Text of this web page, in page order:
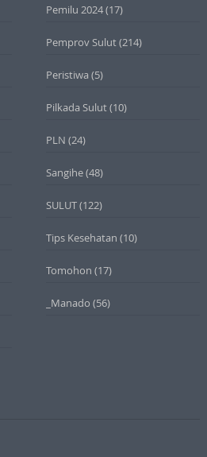
Pemilu 2024(17)
Pemprov Sulut(214)
Peristiwa (5)
Pilkada Sulut(10)
PLN (24)
Sangihe(48)
SULUT(122)
Tips Kesehatan (10)
Tomohon (17)
_Manado (56)